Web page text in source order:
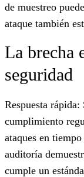
de muestreo
ataque también
La brecha
seguridad
Respuesta
cumplimiento
ataques en
auditoría
cumple un